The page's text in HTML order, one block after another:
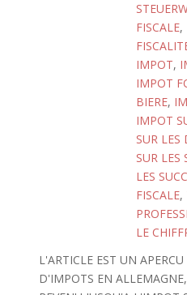
FISCALE,
IMPOT,
IMPOT
BIERE,
IMPOT
SUR
SUR LES
LES
FISCALE,
LE
L'ARTICLE EST UN
D'IMPOTS EN